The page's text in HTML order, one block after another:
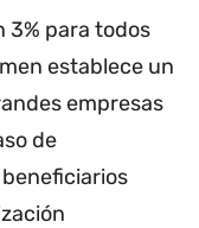
3% para todos
establece un
empresas
de